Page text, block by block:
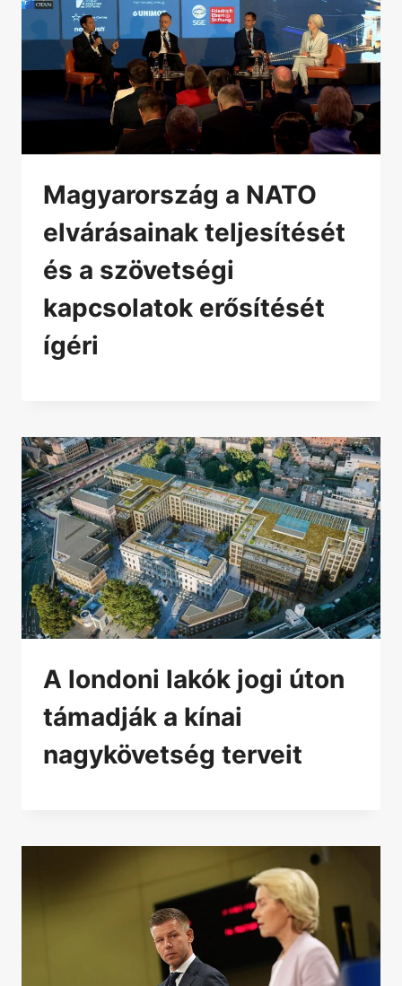
Magyarország a NATO
elvárásainak teljesítését
és a szövetségi
kapcsolatok erősítését
ígéri
A londoni lakók jogi úton
támadják a kínai
nagykövetség terveit